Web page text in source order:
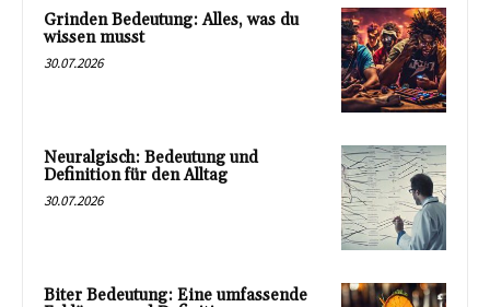
Grinden Bedeutung: Alles, was du
wissen musst
30.07.2026
Neuralgisch: Bedeutung und
Definition für den Alltag
30.07.2026
Biter Bedeutung: Eine umfassende